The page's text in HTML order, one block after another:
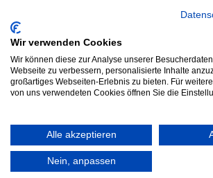
EN
© 2019 TATLAR bvba. All Rights
Wir verwenden Cookies
Wir können diese zur Analyse unserer
Webseite zu verbessern, personalisierte Inhalte
großartiges Webseiten-Erlebnis zu bieten. Für
von uns verwendeten Cookies öffnen Sie die
Alle akzeptieren
Nein, anpassen